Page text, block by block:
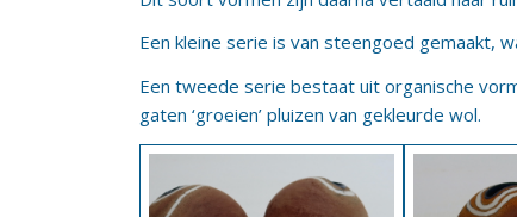
Een kleine serie is van steengoed gemaakt,
Een tweede serie bestaat uit organische
gaten ‘groeien’ pluizen van gekleurde wol.